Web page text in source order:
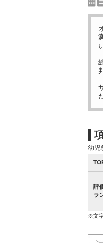
幼児
評
ラ
※文